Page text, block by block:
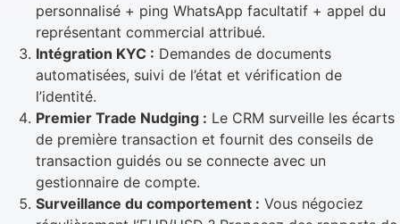
personnalisé + ping WhatsApp facultatif + appel du
représentant commercial attribué.
Intégration KYC : Demandes de documents
automatisées, suivi de l’état et vérification de
l’identité.
Premier Trade Nudging : Le CRM surveille les écarts
de première transaction et fournit des conseils de
transaction guidés ou se connecte avec un
gestionnaire de compte.
Surveillance du comportement : Vous négociez